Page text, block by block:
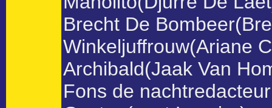
Brecht De
Winkeljuffrouw(Ariane
Archibald(Jaak Van
Fons de